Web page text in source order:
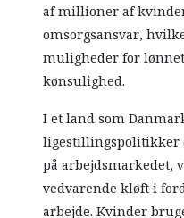
af millioner af
omsorgsansvar,
muligheder for
kønsulighed.
I et land som
ligestillingspolitikker
på arbejdsmarkedet,
vedvarende kløft i
arbejde. Kvinder